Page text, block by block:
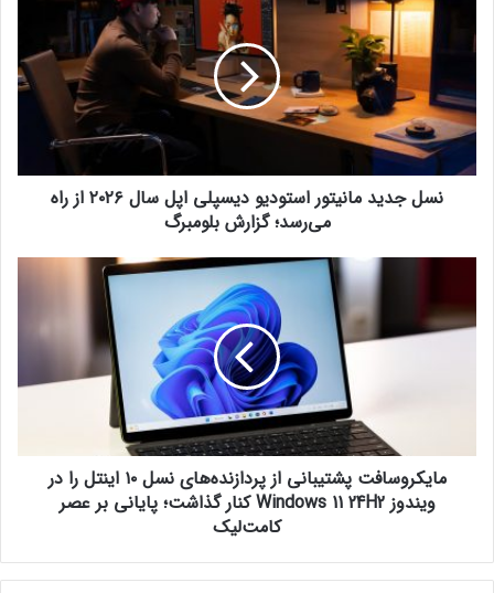
۶ نکته کلیدی برای حفاظت از
اطلاعات شخصی در فضای مجازی
21 آذر 1403
چگونه از کلاهبرداری صوتی هوش
مصنوعی جلوگیری کنیم؟
2 مرداد 1403
سرقت داده ها
ل
ج
ی
د
ا
ا
س
و
ل
نسل جدید مانیتور استودیو دیسپلی اپل سال ۲۰۲۶ از راه
می‌رسد؛ گزارش بلومبرگ
ی
ف
ی
مایکروسافت پشتیبانی از پردازنده‌های نسل ۱۰ اینتل را در
ویندوز Windows 11 24H2 کنار گذاشت؛ پایانی بر عصر
کامت‌لیک